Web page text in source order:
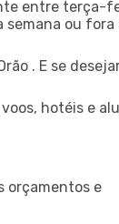
entre terça-
semana ou fora
. E se
hotéis e
orçamentos e